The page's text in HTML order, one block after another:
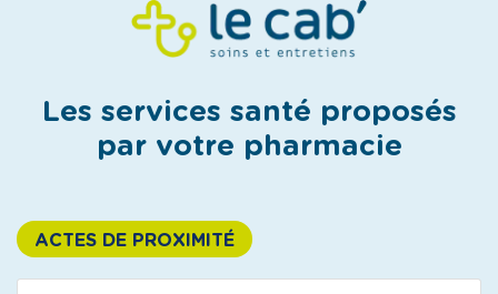
Les services santé proposés
par votre pharmacie
ACTES DE PROXIMITÉ